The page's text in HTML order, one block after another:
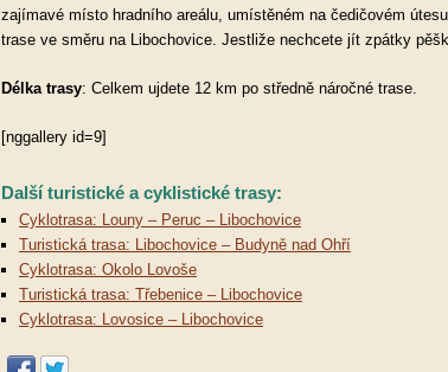
zajímavé místo hradního areálu, umístěném na čedičovém
trase ve směru na Libochovice. Jestliže nechcete jít zpátky
Délka trasy: Celkem ujdete 12 km po středně náročné trase.
[nggallery id=9]
Další turistické a cyklistické trasy:
Cyklotrasa: Louny – Peruc – Libochovice
Turistická trasa: Libochovice – Budyně nad Ohří
Cyklotrasa: Okolo Lovoše
Turistická trasa: Třebenice – Libochovice
Cyklotrasa: Lovosice – Libochovice